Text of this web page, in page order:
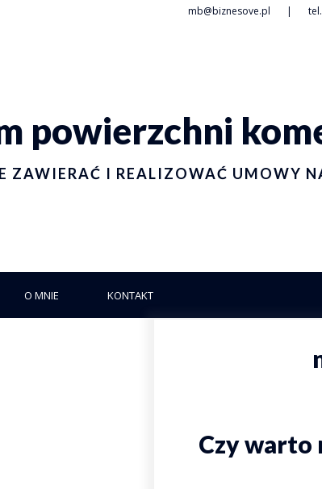
mb@biznesove.pl |
powierzchni
ZAWIERAĆ I REALIZOWAĆ UMOWY
O MNIE KONTAKT
Czy warto